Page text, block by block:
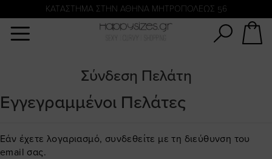
KATΑΣΤΗΜΑ ΣΤΗΝ ΑΘΗΝΑ ΜΗΤΡΟΠΟΛΕΩΣ 56
Σύνδεση Πελάτη
Εγγεγραμμένοι Πελάτες
Εάν έχετε λογαριασμό, συνδεθείτε με τη διεύθυνση του
email σας.
Αναζήτηση